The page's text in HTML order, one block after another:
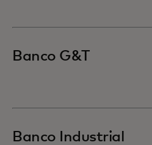
Banco G&T
Banco Industrial